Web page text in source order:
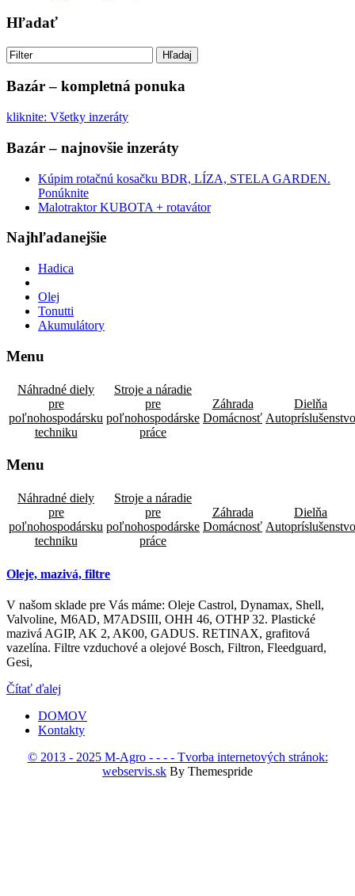
Hľadať
Hľadaj
Bazár – kompletná ponuka
kliknite: Všetky inzeráty
Bazár – najnovšie inzeráty
Kúpim rotačnú kosačku BDR, LÍZA, STELA GARDEN.
Ponúknite
Malotraktor KUBOTA + rotavátor
Najhľadanejšie
Hadica
Olej
Tonutti
Akumulátory
Menu
Náhradné diely
pre
poľnohospodársku
techniku
Stroje a náradie
pre
poľnohospodárske
práce
Záhrada
Domácnosť
Dielňa
Autopríslušenstvo
Menu
Náhradné diely
pre
poľnohospodársku
techniku
Stroje a náradie
pre
poľnohospodárske
práce
Záhrada
Domácnosť
Dielňa
Autopríslušenstvo
Oleje, mazivá, filtre
V našom sklade pre Vás máme: Oleje Castrol, Dynamax, Shell,
Valvoline, M6AD, M7ADSIII, OHH 46, OTHP 32. Plastické
mazivá AGIP, AK 2, AK00, GADUS. RETINAX, grafitová
vazelína. Filtre vzduchové a olejové Bosch, Filtron, Fleedguard,
Gesi,
Čítať ďalej
DOMOV
Kontakty
© 2013 - 2025 M-Agro - - - - Tvorba internetových stránok:
webservis.sk By Themespride